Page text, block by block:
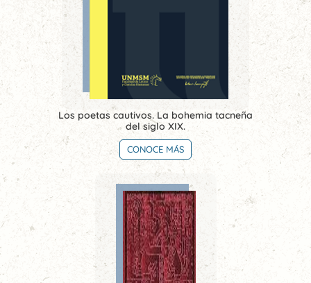
Los poetas cautivos. La bohemia tacneña
del siglo XIX.
CONOCE MÁS